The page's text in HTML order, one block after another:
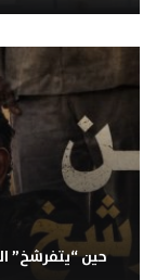
حين “يتفرشخ”